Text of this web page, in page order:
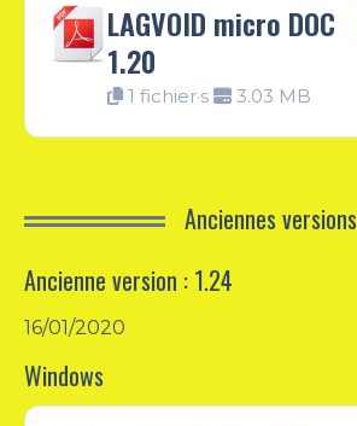
LAGVOID micro DOC
1.20
1 fichier·s 3.03 MB
Anciennes versions
Ancienne version : 1.24
16/01/2020
Windows